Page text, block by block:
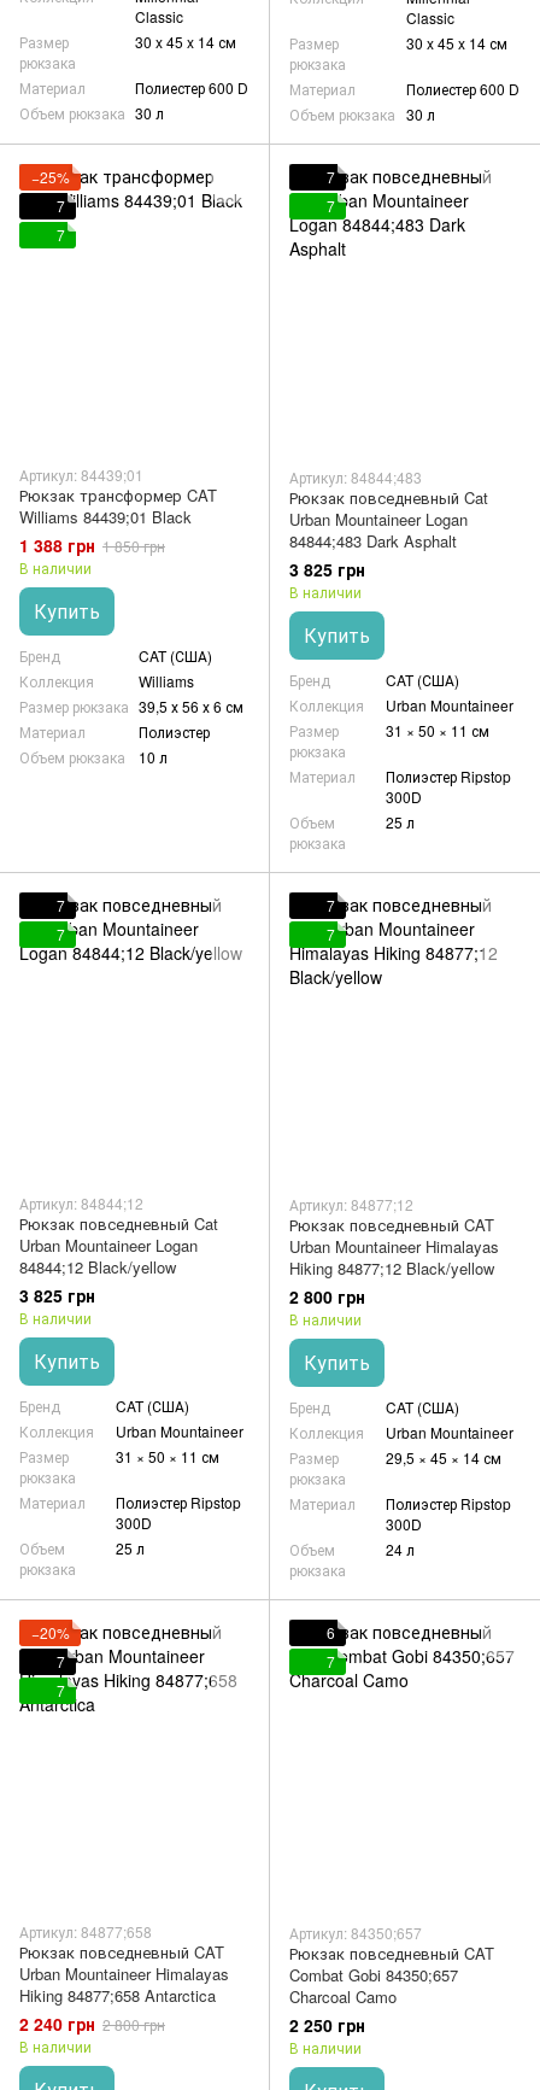
Classic
Размер
рюкзака
30 x 45 x 14 см
Материал
Полиестер 600 D
Объем рюкзака 30 л
Classic
Размер
рюкзака
30 x 45 x 14 см
Материал
Полиестер 600 D
Объем рюкзака 30 л
−25%
7
7
Артикул: 84439;01
Рюкзак трансформер CAT
Williams 84439;01 Black
1 388 грн 1 850 грн
В наличии
Купить
Бренд
CAT (США)
Коллекция
Williams
Размер рюкзака 39,5 х 56 х 6 см
Материал
Полиэстер
Объем рюкзака
10 л
7
7
Артикул: 84844;483
Рюкзак повседневный Cat
Urban Mountaineer Logan
84844;483 Dark Asphalt
3 825 грн
В наличии
Купить
Бренд
CAT (США)
Коллекция
Urban Mountaineer
Размер
рюкзака
31 × 50 × 11 см
Материал
Полиэстер Ripstop
300D
Объем
рюкзака
25 л
7
7
Артикул: 84844;12
Рюкзак повседневный Cat
Urban Mountaineer Logan
84844;12 Black/yellow
3 825 грн
В наличии
Купить
Бренд
CAT (США)
Коллекция
Urban Mountaineer
Размер
рюкзака
31 × 50 × 11 см
Материал
Полиэстер Ripstop
300D
Объем
рюкзака
25 л
7
7
Артикул: 84877;12
Рюкзак повседневный CAT
Urban Mountaineer Himalayas
Hiking 84877;12 Black/yellow
2 800 грн
В наличии
Купить
Бренд
CAT (США)
Коллекция
Urban Mountaineer
Размер
рюкзака
29,5 × 45 × 14 см
Материал
Полиэстер Ripstop
300D
Объем
рюкзака
24 л
−20%
7
7
Артикул: 84877;658
Рюкзак повседневный CAT
Urban Mountaineer Himalayas
Hiking 84877;658 Antarctica
2 240 грн 2 800 грн
В наличии
6
7
Артикул: 84350;657
Рюкзак повседневный CAT
Combat Gobi 84350;657
Charcoal Camo
2 250 грн
В наличии